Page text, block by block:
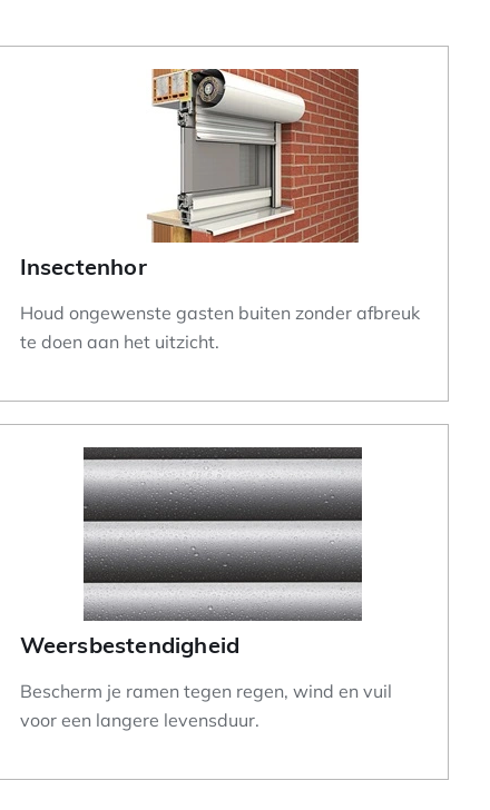
Insectenhor
Houd ongewenste gasten buiten zonder afbreuk
te doen aan het uitzicht.
Weersbestendigheid
Bescherm je ramen tegen regen, wind en vuil
voor een langere levensduur.